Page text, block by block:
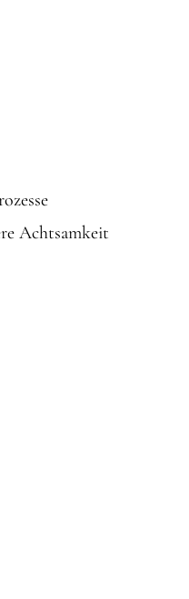
Achtsamkeit